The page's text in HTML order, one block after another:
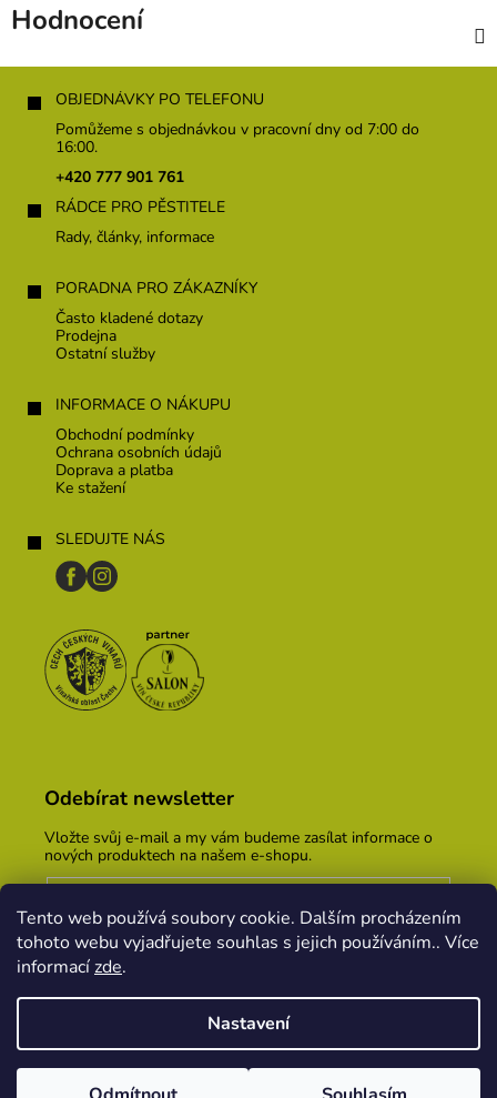
Tento web používá soubory cookie. Dalším procházením
tohoto webu vyjadřujete souhlas s jejich používáním.. Více
informacízde.
Nastavení
Hodnocení
Z
OBJEDNÁVKY PO TELEFONU
Pomůžeme s objednávkou v pracovní dny od 7:00 do
16:00.
+420 777 901 761
RÁDCE PRO PĚSTITELE
Rady, články, informace
PORADNA PRO ZÁKAZNÍKY
Často kladené dotazy
Prodejna
Ostatní služby
INFORMACE O NÁKUPU
Obchodní podmínky
Ochrana osobních údajů
Doprava a platba
Ke stažení
SLEDUJTE NÁS
Odebírat newsletter
Vložte svůj e-mail a my vám budeme zasílat informace o
nových produktech na našem e-shopu.
Vložením e-mailu souhlasíte spodmínkami ochrany
osobních údajů
PŘIHLÁSIT SE
Vytvořil Shoptet PekneWeby